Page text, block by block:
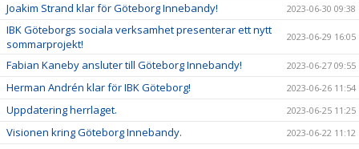
Joakim Strand klar för Göteborg Innebandy! 2023-06-30 09:38
IBK Göteborgs sociala verksamhet presenterar ett nytt
sommarprojekt!
2023-06-29 16:05
Fabian Kaneby ansluter till Göteborg Innebandy! 2023-06-27 09:55
Herman Andrén klar för IBK Göteborg! 2023-06-26 11:54
Uppdatering herrlaget. 2023-06-25 11:25
Visionen kring Göteborg Innebandy. 2023-06-22 11:12